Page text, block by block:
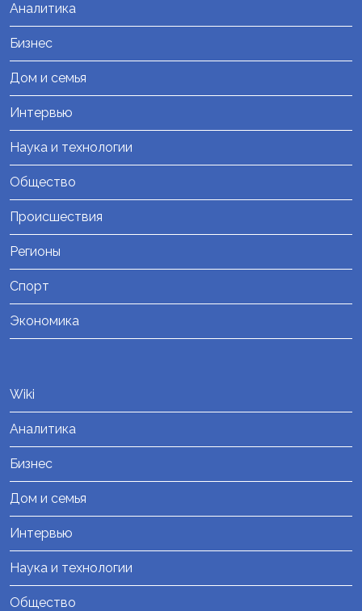
Аналитика
Бизнес
Дом и семья
Интервью
Наука и технологии
Общество
Происшествия
Регионы
Спорт
Экономика
Wiki
Аналитика
Бизнес
Дом и семья
Интервью
Наука и технологии
Общество